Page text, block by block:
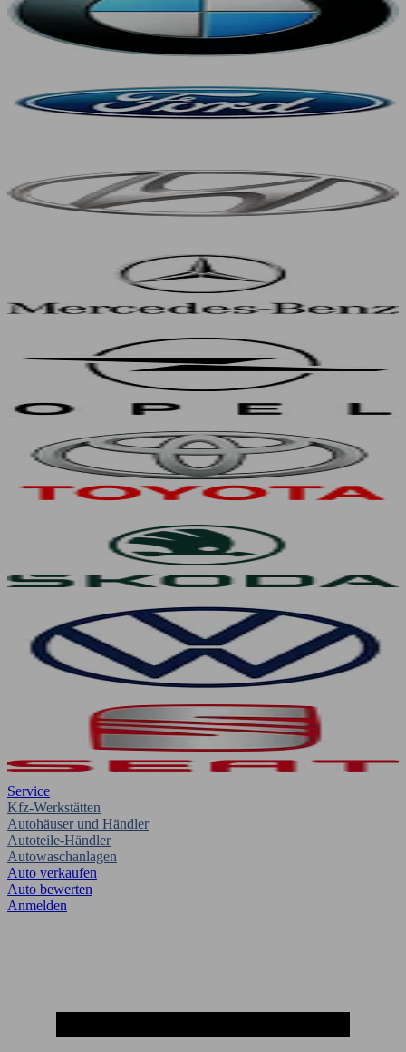
Service
Kfz-Werkstätten
Autohäuser und Händler
Autoteile-Händler
Autowaschanlagen
Auto verkaufen
Auto bewerten
Anmelden